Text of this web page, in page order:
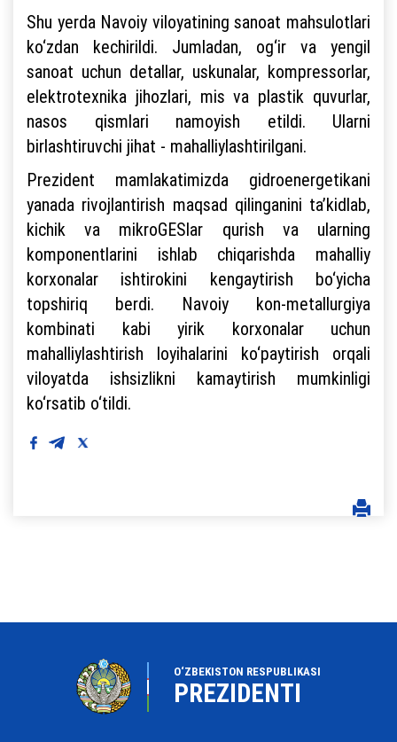
Shu yerda Navoiy viloyatining sanoat mahsulotlari
ko‘zdan kechirildi. Jumladan, og‘ir va yengil
sanoat uchun detallar, uskunalar, kompressorlar,
elektrotexnika jihozlari, mis va plastik quvurlar,
nasos qismlari namoyish etildi. Ularni
birlashtiruvchi jihat - mahalliylashtirilgani.
Prezident mamlakatimizda gidroenergetikani
yanada rivojlantirish maqsad qilinganini ta’kidlab,
kichik va mikroGESlar qurish va ularning
komponentlarini ishlab chiqarishda mahalliy
korxonalar ishtirokini kengaytirish bo‘yicha
topshiriq berdi. Navoiy kon-metallurgiya
kombinati kabi yirik korxonalar uchun
mahalliylashtirish loyihalarini ko‘paytirish orqali
viloyatda ishsizlikni kamaytirish mumkinligi
ko‘rsatib o‘tildi.
O‘ZBEKISTON RESPUBLIKASI
PREZIDENTI